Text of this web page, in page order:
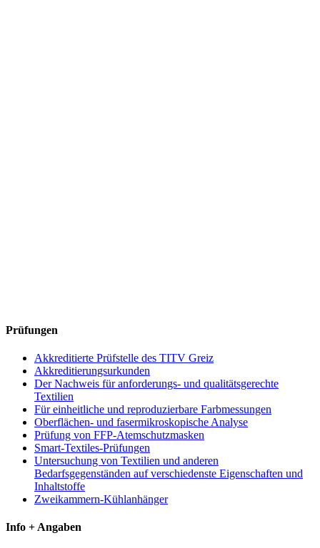
Prüfungen
Akkreditierte Prüfstelle des TITV Greiz
Akkreditierungsurkunden
Der Nachweis für anforderungs- und qualitätsgerechte
Textilien
Für einheitliche und reproduzierbare Farbmessungen
Oberflächen- und fasermikroskopische Analyse
Prüfung von FFP-Atemschutzmasken
Smart-Textiles-Prüfungen
Untersuchung von Textilien und anderen
Bedarfsgegenständen auf verschiedenste Eigenschaften und
Inhaltstoffe
Zweikammern-Kühlanhänger
Info + Angaben